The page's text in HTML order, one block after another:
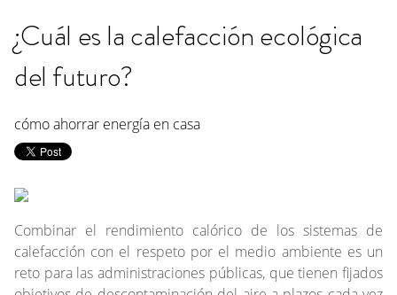
¿Cuál es la calefacción ecológica
del futuro?
cómo ahorrar energía en casa
Combinar el rendimiento calórico de los sistemas de
calefacción con el respeto por el medio ambiente es un
reto para las administraciones públicas, que tienen fijados